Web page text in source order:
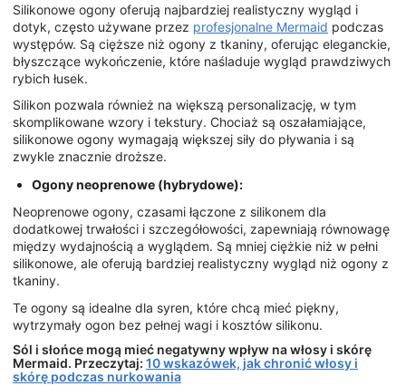
Silikonowe ogony oferują najbardziej realistyczny wygląd i
dotyk, często używane przez profesjonalne Mermaid podczas
występów. Są cięższe niż ogony z tkaniny, oferując eleganckie,
błyszczące wykończenie, które naśladuje wygląd prawdziwych
rybich łusek.
Silikon pozwala również na większą personalizację, w tym
skomplikowane wzory i tekstury. Chociaż są oszałamiające,
silikonowe ogony wymagają większej siły do pływania i są
zwykle znacznie droższe.
Ogony neoprenowe (hybrydowe):
Neoprenowe ogony, czasami łączone z silikonem dla
dodatkowej trwałości i szczegółowości, zapewniają równowagę
między wydajnością a wyglądem. Są mniej ciężkie niż w pełni
silikonowe, ale oferują bardziej realistyczny wygląd niż ogony z
tkaniny.
Te ogony są idealne dla syren, które chcą mieć piękny,
wytrzymały ogon bez pełnej wagi i kosztów silikonu.
Sól i słońce mogą mieć negatywny wpływ na włosy i skórę
Mermaid. Przeczytaj: 10 wskazówek, jak chronić włosy i
skórę podczas nurkowania